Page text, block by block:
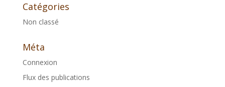
Catégories
Non classé
Méta
Connexion
Flux des publications